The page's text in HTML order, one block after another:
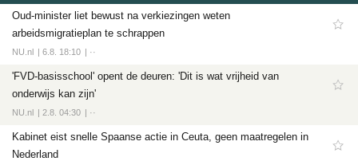
Feyenoord
PSV
Tech
Entertainment
Games
Oud-minister liet bewust na verkiezingen weten
arbeidsmigratieplan te schrappen
NU.nl 6.8. 18:10 ··
'FVD-basisschool' opent de deuren: 'Dit is wat vrijheid van
onderwijs kan zijn'
NU.nl 2.8. 04:30 ··
Kabinet eist snelle Spaanse actie in Ceuta, geen maatregelen in
Nederland